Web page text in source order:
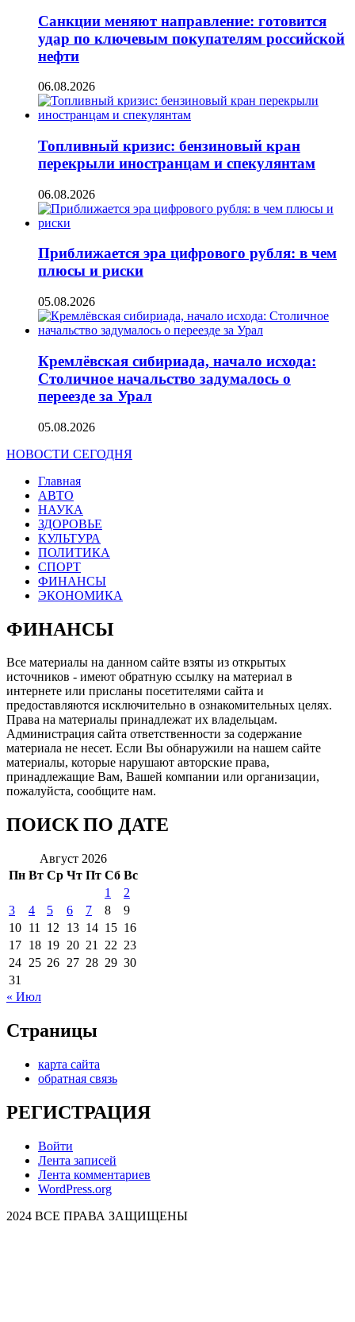
Санкции меняют направление: готовится
удар по ключевым покупателям российской
нефти
06.08.2026
Топливный кризис: бензиновый кран
перекрыли иностранцам и спекулянтам
06.08.2026
Приближается эра цифрового рубля: в чем
плюсы и риски
05.08.2026
Кремлёвская сибириада, начало исхода:
Столичное начальство задумалось о
переезде за Урал
05.08.2026
НОВОСТИ СЕГОДНЯ
Главная
АВТО
НАУКА
ЗДОРОВЬЕ
КУЛЬТУРА
ПОЛИТИКА
СПОРТ
ФИНАНСЫ
ЭКОНОМИКА
ФИНАНСЫ
Все материалы на данном сайте взяты из открытых
источников - имеют обратную ссылку на материал в
интернете или присланы посетителями сайта и
предоставляются исключительно в ознакомительных целях.
Права на материалы принадлежат их владельцам.
Администрация сайта ответственности за содержание
материала не несет. Если Вы обнаружили на нашем сайте
материалы, которые нарушают авторские права,
принадлежащие Вам, Вашей компании или организации,
пожалуйста, сообщите нам.
ПОИСК ПО ДАТЕ
Август 2026
Пн Вт Ср Чт Пт Сб Вс
1
2
3
4 5 6 7 8
9
10 11 12 13 14 15 16
17 18 19 20 21 22 23
24 25 26 27 28 29 30
31
« Июл
Страницы
карта сайта
обратная связь
РЕГИСТРАЦИЯ
Войти
Лента записей
Лента комментариев
WordPress.org
2024 ВСЕ ПРАВА ЗАЩИЩЕНЫ